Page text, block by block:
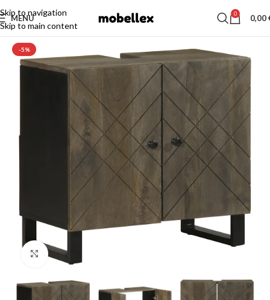
Skip to navigation
Skip to main content
MENU 0 0,00
-5%
Click to enlarge